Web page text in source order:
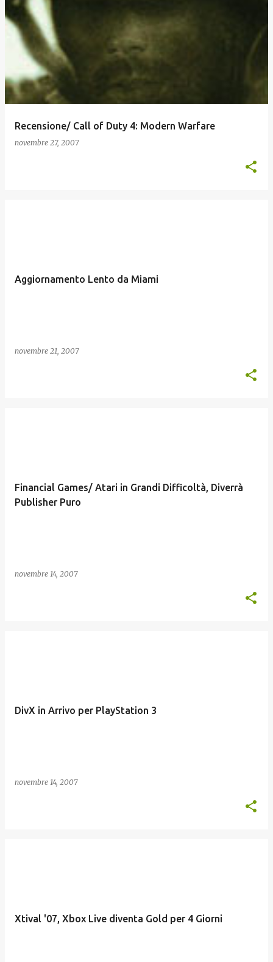
Recensione/ Call of Duty 4: Modern Warfare
novembre 27, 2007
Aggiornamento Lento da Miami
novembre 21, 2007
Financial Games/ Atari in Grandi Difficoltà, Diverrà
Publisher Puro
novembre 14, 2007
DivX in Arrivo per PlayStation 3
novembre 14, 2007
Xtival '07, Xbox Live diventa Gold per 4 Giorni